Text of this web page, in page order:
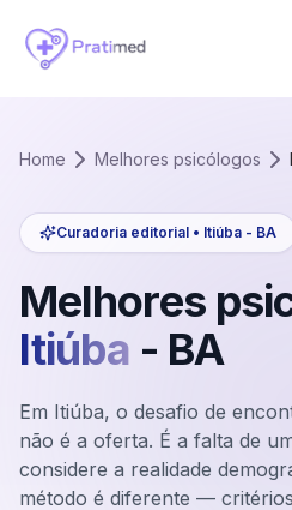
Home Melhores psicólogos
Curadoria editorial • Itiúba - BA
Melhores
Itiúba - BA
Em Itiúba, o desafio de
não é a oferta. É a falta de
considere a realidade
método é diferente —